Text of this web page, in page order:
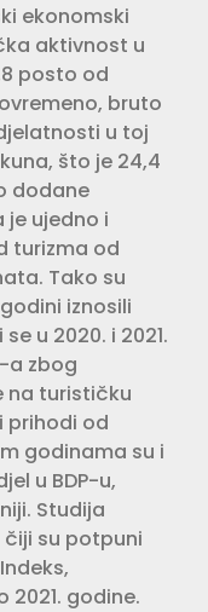
ekonomski
aktivnost u
posto od
bruto
u toj
što je 24,4
dodane
je ujedno i
turizma od
Tako su
iznosili
u 2020. i 2021.
a zbog
na turističku
prihodi od
godinama su i
u BDP-u,
Studija
su potpuni
2021. godine.